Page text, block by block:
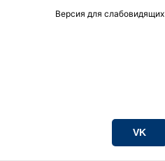
Версия для слабовидящих
VK